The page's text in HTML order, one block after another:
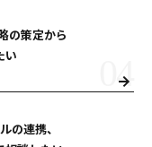
の策定から
い
の連携、